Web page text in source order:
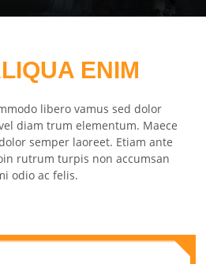
ENIM
libero vamus sed dolor
diam trum elementum. Maece
semper laoreet. Etiam ante
rutrum turpis non accumsan
odio ac felis.